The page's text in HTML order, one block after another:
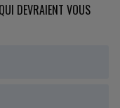
DEVRAIENT VOUS